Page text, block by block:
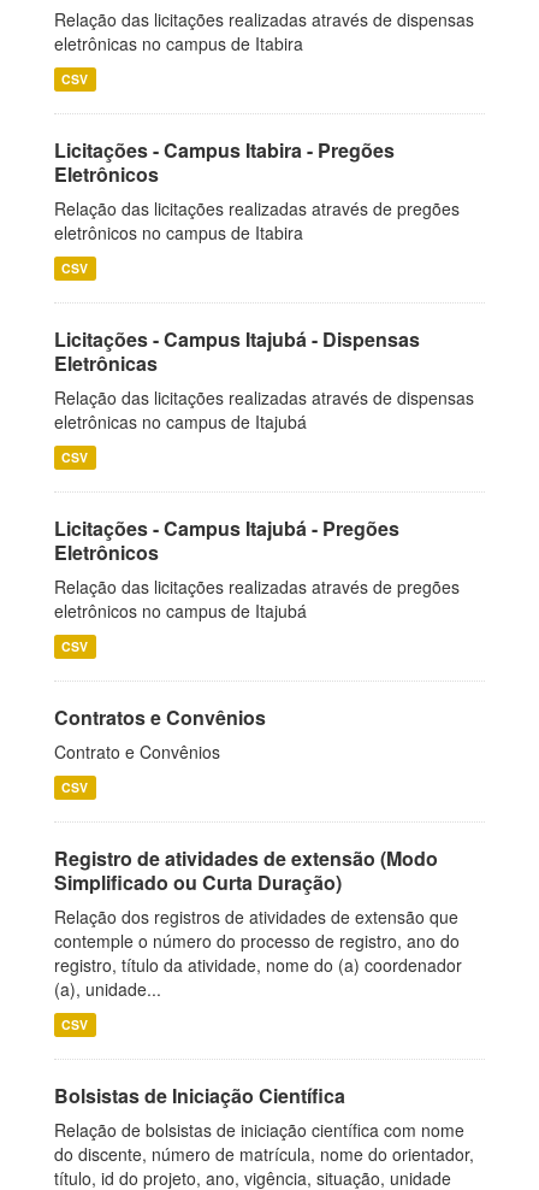
Relação das licitações realizadas através de dispensas
eletrônicas no campus de Itabira
CSV
Licitações - Campus Itabira - Pregões
Eletrônicos
Relação das licitações realizadas através de pregões
eletrônicos no campus de Itabira
CSV
Licitações - Campus Itajubá - Dispensas
Eletrônicas
Relação das licitações realizadas através de dispensas
eletrônicas no campus de Itajubá
CSV
Licitações - Campus Itajubá - Pregões
Eletrônicos
Relação das licitações realizadas através de pregões
eletrônicos no campus de Itajubá
CSV
Contratos e Convênios
Contrato e Convênios
CSV
Registro de atividades de extensão (Modo
Simplificado ou Curta Duração)
Relação dos registros de atividades de extensão que
contemple o número do processo de registro, ano do
registro, título da atividade, nome do (a) coordenador
(a), unidade...
CSV
Bolsistas de Iniciação Científica
Relação de bolsistas de iniciação científica com nome
do discente, número de matrícula, nome do orientador,
título, id do projeto, ano, vigência, situação, unidade